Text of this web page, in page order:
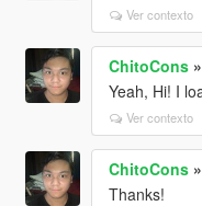
Ver contexto
ChitoCons»
Yeah, Hi! I
Ver contexto
ChitoCons»
Thanks!